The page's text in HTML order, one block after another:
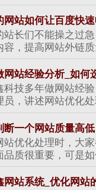
网站如何让百度快
站长们不能操之过
容，提高网站外链
网站经验分析_如何
科技多年做网站经
员，讲述网站优化
断一个网站质量高低
站优化处理时，大
品质很重要，可是
网站系统_优化网站